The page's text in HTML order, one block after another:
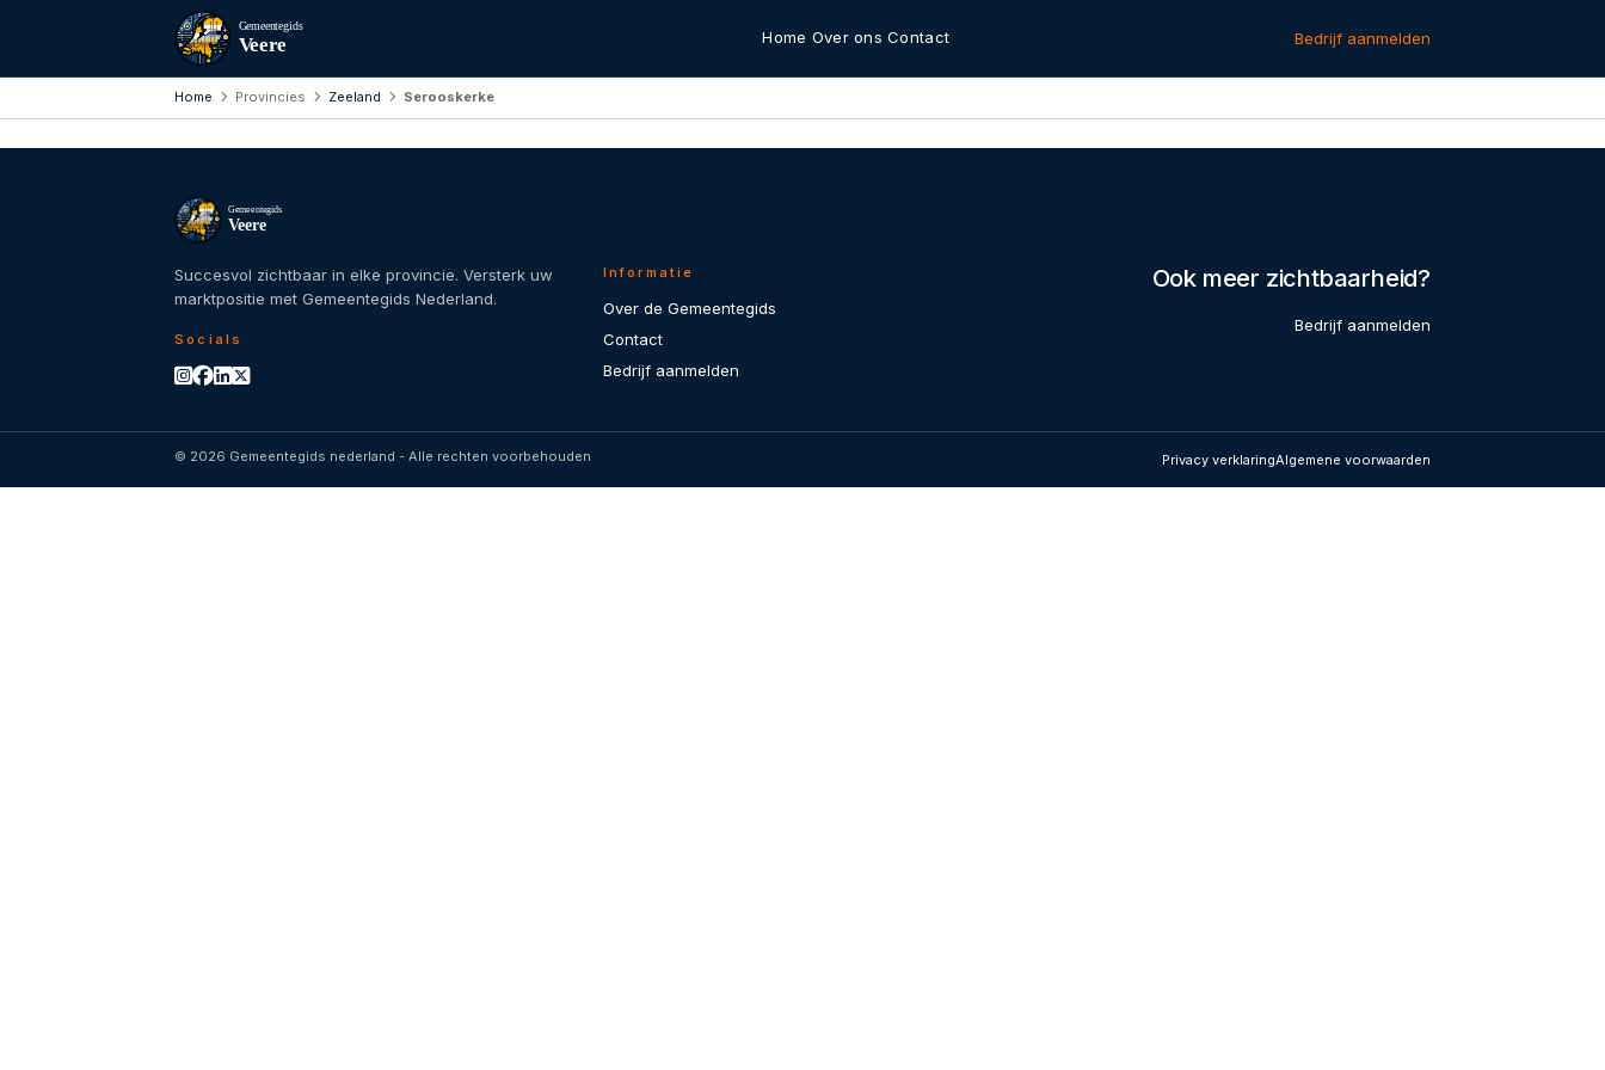
Gemeentegids
Veere Home Over ons Contact Bedrijf aanmelden
Home Provincies Zeeland Serooskerke
Gemeentegids
Veere
Succesvol zichtbaar in elke provincie. Versterk uw
marktpositie met Gemeentegids Nederland.
Socials
Informatie
Over de Gemeentegids
Contact
Bedrijf aanmelden
Ook meer zichtbaarheid?
Bedrijf aanmelden
© 2026 Gemeentegids nederland - Alle rechten voorbehouden Privacy verklaringAlgemene voorwaarden